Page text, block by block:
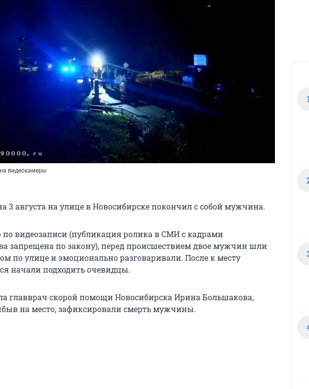
видеокамеры
3 августа на улице в Новосибирске покончил с собой мужчина.
по видеозаписи (публикация ролика в СМИ с кадрами
запрещена по закону), перед происшествием двое мужчин шли
по улице и эмоционально разговаривали. После к месту
начали подходить очевидцы.
главврач скорой помощи Новосибирска Ирина Большакова,
на место, зафиксировали смерть мужчины.